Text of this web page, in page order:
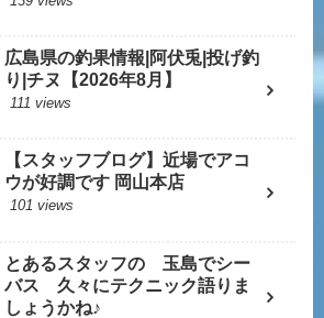
広島県の釣果情報|阿伏兎|投げ釣
り|チヌ【2026年8月】
111 views
【スタッフブログ】近場でアコ
ウが好調です 岡山本店
101 views
とあるスタッフの 玉島でシー
バス 久々にテクニック語りま
しょうかね♪